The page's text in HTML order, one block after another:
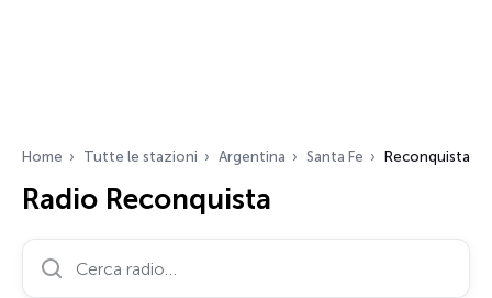
Home Tutte le stazioni Argentina Santa Fe Reconquista
Radio Reconquista
Cerca radio…